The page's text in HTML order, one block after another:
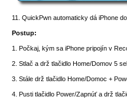
11. QuickPwn automaticky dá iPhone
Postup:
1. Počkaj, kým sa iPhone pripojín v
2. Stlač a drž tlačidlo Home/Domov 5
3. Stále drž tlačidlo Home/Domoc +
4. Pusti tlačidlo Power/Zapnúť a drž